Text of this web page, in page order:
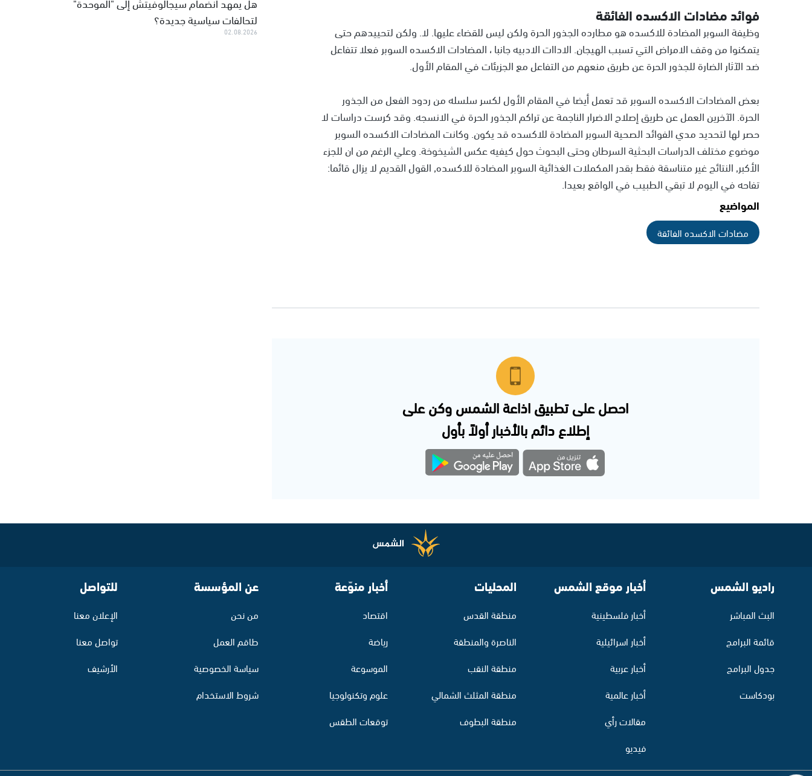
فوائد مضادات الاكسده الفائقة
وظيفة السوبر المضادة للاكسده هو مطارده الجذور الحرة ولكن ليس للقضاء عليها. لا. ولكن لتحييدهم حتى
يتمكنوا من وقف الامراض التي تسبب الهيجان. الاداات الادبيه جانبا ، المضادات الاكسده السوبر فعلا تتفاعل
ضد الآثار الضارة للجذور الحرة عن طريق منعهم من التفاعل مع الجزيئات في المقام الأول.
بعض المضادات الاكسده السوبر قد تعمل أيضا في المقام الأول لكسر سلسله من ردود الفعل من الجذور
الحرة. الآخرين العمل عن طريق إصلاح الاضرار الناجمة عن تراكم الجذور الحرة في الانسجه. وقد كرست دراسات لا
حصر لها لتحديد مدي الفوائد الصحية السوبر المضادة للاكسده قد يكون. وكانت المضادات الاكسده السوبر
موضوع مختلف الدراسات البحثية السرطان وحتى البحوث حول كيفيه عكس الشيخوخة. وعلي الرغم من ان للجزء
الأكبر, النتائج غير متناسقة فقط بقدر المكملات الغذائية السوبر المضادة للاكسده, القول القديم لا يزال قائما:
تفاحه في اليوم لا تبقي الطبيب في الواقع بعيدا.
المواضيع
مضادات الاكسده الفائقة
احصل على تطبيق اذاعة الشمس وكن على
إطلاع دائم بالأخبار أولاً بأول
لتحالفات سياسية جديدة؟
02.08.2026
راديو الشمس
البث المباشر
قائمة البرامج
جدول البرامج
بودكاست
أخبار موقع الشمس
أخبار فلسطينية
أخبار اسرائيلية
أخبار عربية
أخبار عالمية
مقالات رأي
فيديو
المحليات
منطقة القدس
الناصرة والمنطقة
منطقة النقب
منطقة المثلث الشمالي
منطقة البطوف
أخبار منوّعة
اقتصاد
رياضة
الموسوعة
علوم وتكنولوجيا
توقعات الطقس
عن المؤسسة
من نحن
طاقم العمل
سياسة الخصوصية
شروط الاستخدام
للتواصل
الإعلان معنا
تواصل معنا
الأرشيف